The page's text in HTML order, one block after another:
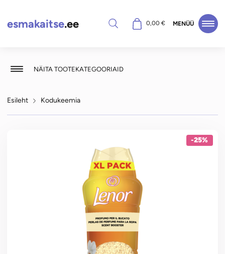
esmakaitse.ee Otsi 0,00€ MENÜÜ
NÄITA TOOTEKATEGOORIAID
Esileht Kodukeemia
-25%